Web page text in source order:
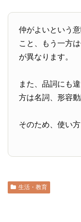
仲がよいという
こと、もう一方
が異なります。
また、品詞にも
方は名詞、形容動
そのため、使い方
生活・教育